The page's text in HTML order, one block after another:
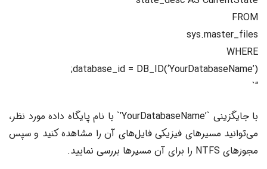
FROM
sys.master_files
WHERE
database_id = DB_ID(‘YourDatabaseName’);
“`
با جایگزینی `’YourDatabaseName’` با نام پایگاه داده مورد نظر،
می‌توانید مسیرهای فیزیکی فایل‌های آن را مشاهده کنید و سپس
مجوزهای NTFS را برای آن مسیرها بررسی نمایید.